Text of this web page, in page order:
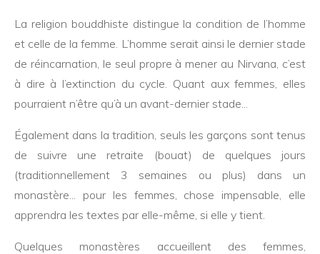
La religion bouddhiste distingue la condition de l’homme
et celle de la femme. L’homme serait ainsi le dernier stade
de réincarnation, le seul propre à mener au Nirvana, c’est
à dire à l’extinction du cycle. Quant aux femmes, elles
pourraient n’être qu’à un avant-dernier stade...
Également dans la tradition, seuls les garçons sont tenus
de suivre une retraite (bouat) de quelques jours
(traditionnellement 3 semaines ou plus) dans un
monastère... pour les femmes, chose impensable, elle
apprendra les textes par elle-même, si elle y tient.
Quelques monastères accueillent des femmes,